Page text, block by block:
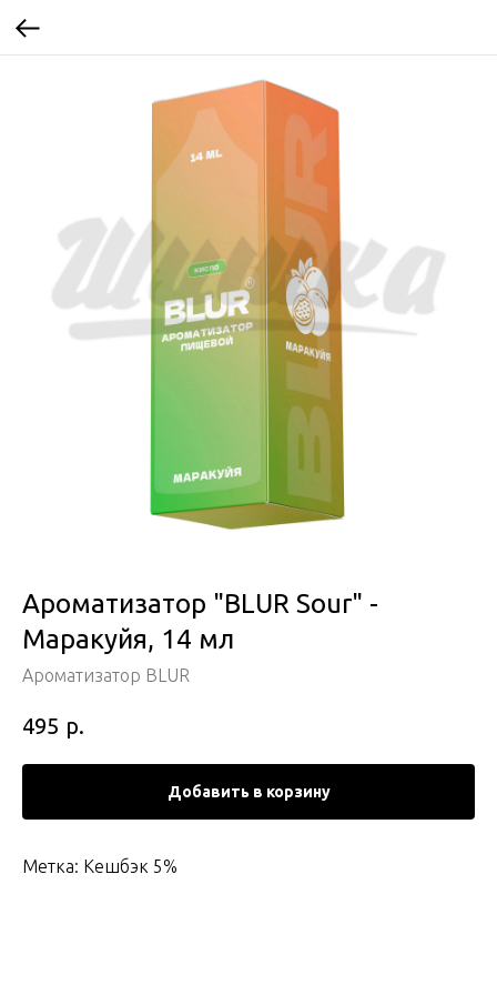
Ароматизатор "BLUR Sour" -
Маракуйя, 14 мл
Ароматизатор BLUR
495 р.
Добавить в корзину
Метка: Кешбэк 5%